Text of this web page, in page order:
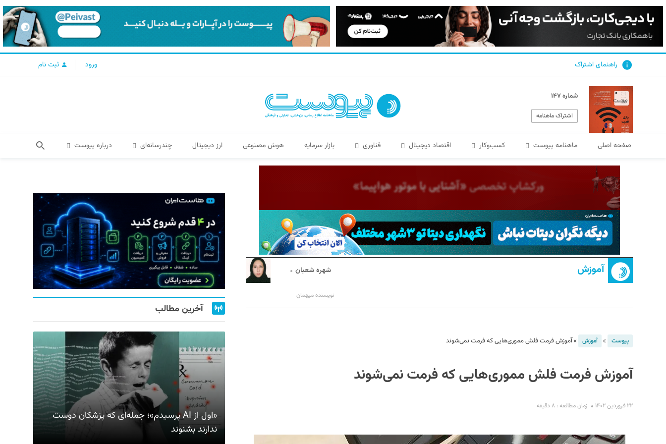
راهنمای اشتراک ورود ثبت نام
شماره ۱۴۷
اشتراک ماهنامه
صفحه اصلی ماهنامه پیوست کسب‌و‌کار اقتصاد دیجیتال فناوری بازار سرمایه هوش مصنوعی ارز دیجیتال چندرسانه‌ای درباره پیوست
آموزش شهره شعبان
نویسنده میهمان
پیوست » آموزش »آموزش فرمت فلش مموری‌هایی که فرمت نمی‌شوند
آموزش فرمت فلش مموری‌هایی که فرمت نمی‌شوند
۲۲ فروردین ۱۴۰۲ زمان مطالعه : ۸ دقیقه
آخرین مطالب
«اول از AI پرسیدم»؛ جمله‌ای که پزشکان دوست
ندارند بشنوند